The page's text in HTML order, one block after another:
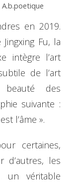
en 2019.
Fu, la
intègre l’art
de l’art
des
suivante :
l’âme ».
certaines,
d’autres, les
véritable